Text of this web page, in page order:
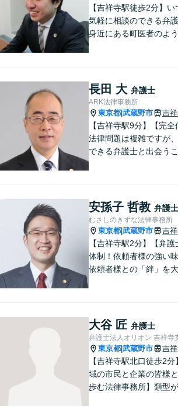
【吉祥寺駅徒歩2分】い
気軽に相談のできる弁護
身近にある町医者のよう
みます。お気軽にご相談
さい。
長田 大 弁護士
ARK法律事務所
東京都 武蔵野市 吉
【吉祥寺駅9分】【完全
法律問題は複雑ですが
できる弁護士と出会うこ
さい。一緒に最善の解決
見つけましょう。【迅速
応】
安孫子 哲教 弁護士
むさしのきずな法律事務所
東京都 武蔵野市 吉
【吉祥寺駅2分】【弁護
体制！依頼者様の強い
依頼者様との「絆」を
回収、企業法務、刑事事
インターネットなど
大谷 匠 弁護士
弁護士法人オリオン 吉祥寺
東京都 武蔵野市 吉
【吉祥寺駅北口徒歩2分
域の市民と企業の皆様
歩む法律事務所】類型が